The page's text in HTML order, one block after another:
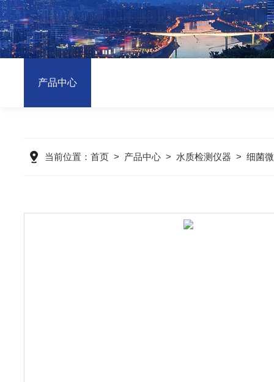
产品中心
当前位置： 首页 > 产品中心 > 水质检测仪器 > 细菌